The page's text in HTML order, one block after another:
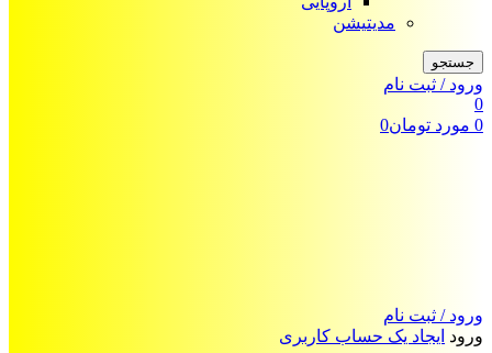
مدیتیشن
جستجو
ورود / ثبت نام
0
0 مورد تومان0
ورود / ثبت نام
ورود ایجاد یک حساب کاربری